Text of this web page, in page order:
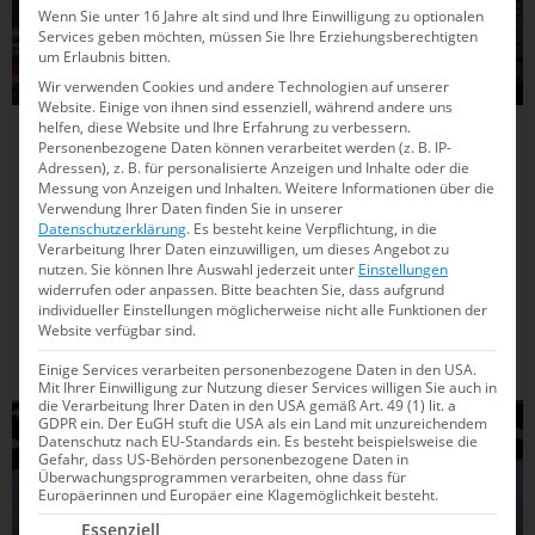
23.09.2025 15:56
Para-WM in Singapur: Gina Böttcher
gewinnt sechste deutsche Medaille
Spannung pur bei der Para Schwimm-WM in Singapur: Gina
Böttcher jubelt über Bronze, während drei andere Deutsche
denkbar knapp am Podest vorbeischrammen. Wer für
Überraschungen sorgte, erfahren Sie hier.
SCHWIMMEN
Wenn Sie unter 16 Jahre alt sind und Ihre Einwilligung zu optionalen
Services geben möchten, müssen Sie Ihre Erziehungsberechtigten
um Erlaubnis bitten.
Wir verwenden Cookies und andere Technologien auf unserer
Website. Einige von ihnen sind essenziell, während andere uns
helfen, diese Website und Ihre Erfahrung zu verbessern.
Personenbezogene Daten können verarbeitet werden (z. B. IP-
Adressen), z. B. für personalisierte Anzeigen und Inhalte oder die
Messung von Anzeigen und Inhalten.Weitere Informationen über die
Verwendung Ihrer Daten finden Sie in unserer
Datenschutzerklärung. Es besteht keine Verpflichtung, in die
Verarbeitung Ihrer Daten einzuwilligen, um dieses Angebot zu
nutzen.Sie können Ihre Auswahl jederzeit unter Einstellungen
widerrufen oder anpassen. Bitte beachten Sie, dass aufgrund
individueller Einstellungen möglicherweise nicht alle Funktionen der
Website verfügbar sind.
Einige Services verarbeiten personenbezogene Daten in den USA.
Mit Ihrer Einwilligung zur Nutzung dieser Services willigen Sie auch in
die Verarbeitung Ihrer Daten in den USA gemäß Art. 49 (1) lit. a
GDPR ein. Der EuGH stuft die USA als ein Land mit unzureichendem
Datenschutz nach EU-Standards ein. Es besteht beispielsweise die
Gefahr, dass US-Behörden personenbezogene Daten in
Überwachungsprogrammen verarbeiten, ohne dass für
Europäerinnen und Europäer eine Klagemöglichkeit besteht.
Es folgt eine Liste der Service-Gruppen, für die
Essenziell